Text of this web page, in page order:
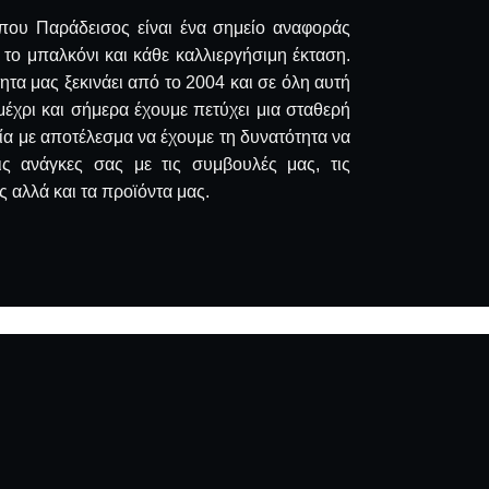
Παράδεισος είναι ένα σημείο αναφοράς
μπαλκόνι και κάθε καλλιεργήσιμη έκταση.
μας ξεκινάει από το 2004 και σε όλη αυτή
και σήμερα έχουμε πετύχει μια σταθερή
με αποτέλεσμα να έχουμε τη δυνατότητα να
ανάγκες σας με τις συμβουλές μας, τις
αλλά και τα προϊόντα μας.